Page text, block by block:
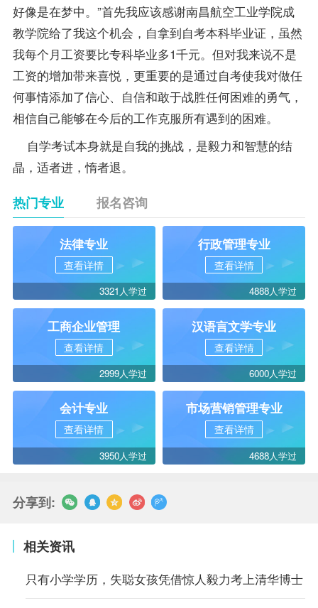
好像是在梦中。”首先我应该感谢南昌航空工业学院成
教学院给了我这个机会，自拿到自考本科毕业证，虽然
我每个月工资要比专科毕业多1千元。但对我来说不是
工资的增加带来喜悦，更重要的是通过自考使我对做任
何事情添加了信心、自信和敢于战胜任何困难的勇气，
相信自己能够在今后的工作克服所有遇到的困难。
自学考试本身就是自我的挑战，是毅力和智慧的结
晶，适者进，惰者退。
热门专业 报名咨询
法律专业
查看详情
3321人学过
行政管理专业
查看详情
4888人学过
工商企业管理
查看详情
2999人学过
汉语言文学专业
查看详情
6000人学过
会计专业
查看详情
3950人学过
市场营销管理专业
查看详情
4688人学过
分享到:
相关资讯
只有小学学历，失聪女孩凭借惊人毅力考上清华博士